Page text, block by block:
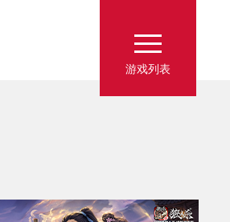
游戏列表